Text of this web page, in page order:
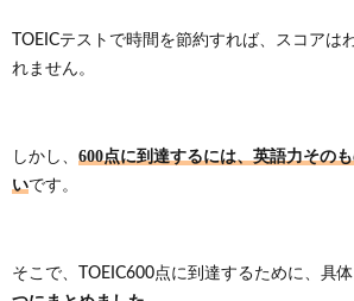
TOEICテストで時間を節約すれば、スコアは
れません。
しかし、 600点に到達するには、英語力その
いです。
そこで、TOEIC600点に到達するために、具